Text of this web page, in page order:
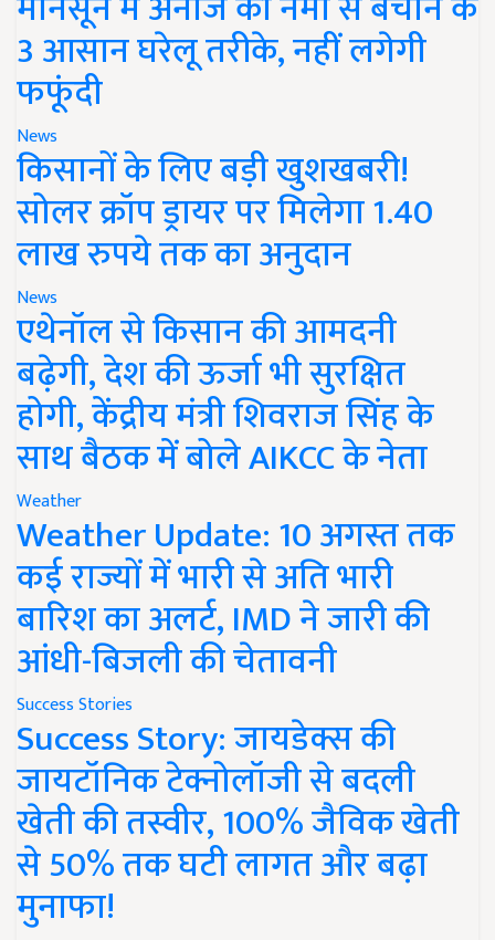
3 आसान घरेलू तरीके, नहीं लगेगी
फफूंदी
News
किसानों के लिए बड़ी खुशखबरी!
सोलर क्रॉप ड्रायर पर मिलेगा 1.40
लाख रुपये तक का अनुदान
News
एथेनॉल से किसान की आमदनी
बढ़ेगी, देश की ऊर्जा भी सुरक्षित
होगी, केंद्रीय मंत्री शिवराज सिंह के
साथ बैठक में बोले AIKCC के नेता
Weather
Weather Update: 10 अगस्त तक
कई राज्यों में भारी से अति भारी
बारिश का अलर्ट, IMD ने जारी की
आंधी-बिजली की चेतावनी
Success Stories
Success Story: जायडेक्स की
जायटॉनिक टेक्नोलॉजी से बदली
खेती की तस्वीर, 100% जैविक खेती
से 50% तक घटी लागत और बढ़ा
मुनाफा!